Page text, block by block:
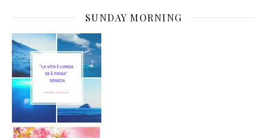
SUNDAY MORNING